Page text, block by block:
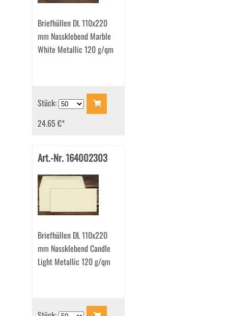
Briefhüllen DL 110x220
mm Nassklebend Marble
White Metallic 120 g/qm
Stück:
24.65 €*
Art.-Nr. 164002303
Briefhüllen DL 110x220
mm Nassklebend Candle
Light Metallic 120 g/qm